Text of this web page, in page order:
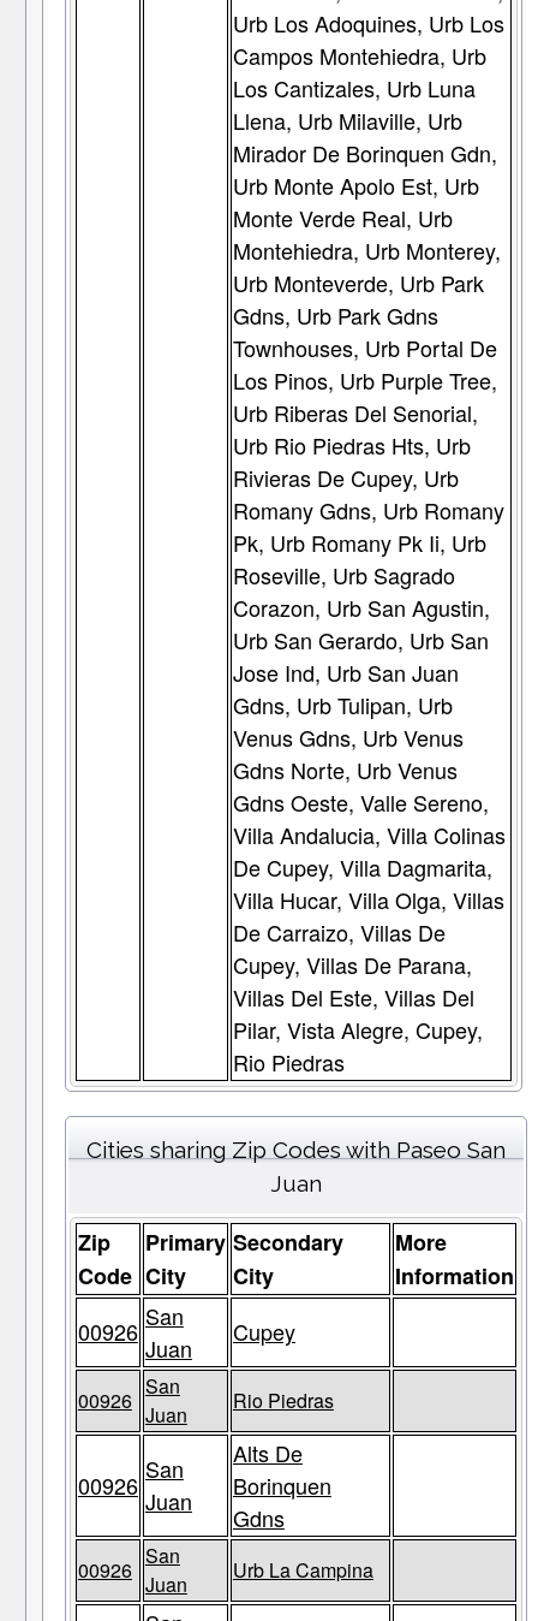
Urb Los Adoquines, Urb Los
Campos Montehiedra, Urb
Los Cantizales, Urb Luna
Llena, Urb Milaville, Urb
Mirador De Borinquen Gdn,
Urb Monte Apolo Est, Urb
Monte Verde Real, Urb
Montehiedra, Urb Monterey,
Urb Monteverde, Urb Park
Gdns, Urb Park Gdns
Townhouses, Urb Portal De
Los Pinos, Urb Purple Tree,
Urb Riberas Del Senorial,
Urb Rio Piedras Hts, Urb
Rivieras De Cupey, Urb
Romany Gdns, Urb Romany
Pk, Urb Romany Pk Ii, Urb
Roseville, Urb Sagrado
Corazon, Urb San Agustin,
Urb San Gerardo, Urb San
Jose Ind, Urb San Juan
Gdns, Urb Tulipan, Urb
Venus Gdns, Urb Venus
Gdns Norte, Urb Venus
Gdns Oeste, Valle Sereno,
Villa Andalucia, Villa Colinas
De Cupey, Villa Dagmarita,
Villa Hucar, Villa Olga, Villas
De Carraizo, Villas De
Cupey, Villas De Parana,
Villas Del Este, Villas Del
Pilar, Vista Alegre, Cupey,
Rio Piedras
Cities sharing Zip Codes with Paseo San
Juan
Zip
Code
Primary
City
Secondary
City
More
Information
00926 San
Juan
Cupey
00926
San
Juan
Rio Piedras
00926
San
Juan
Alts De
Borinquen
Gdns
00926
San
Juan
Urb La Campina